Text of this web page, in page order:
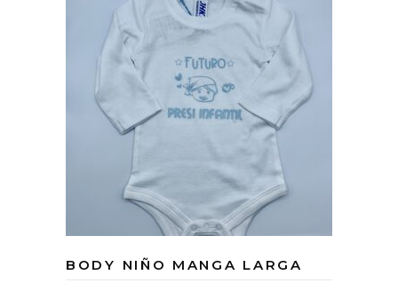
BODY NIÑO MANGA LARGA